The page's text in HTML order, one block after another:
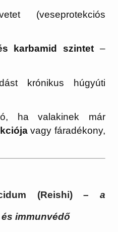
(veseprotekciós
karbamid szintet –
krónikus húgyúti
ha valakinek már
vagy fáradékony,
(Reishi)– a
immunvédő